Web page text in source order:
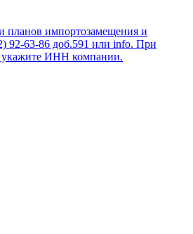
планов импортозамещения и
92-63-86 доб.591 или info. При
укажите ИНН компании.